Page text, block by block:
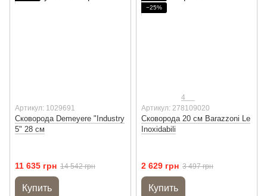
Артикул: 1029691
Сковорода Demeyere "Іndustry
5" 28 см
11 635 грн 14 542 грн
Купить
−25%
4
Артикул: 278109020
Сковорода 20 см Barazzoni Le
Inoxidabili
2 629 грн 3 497 грн
Купить